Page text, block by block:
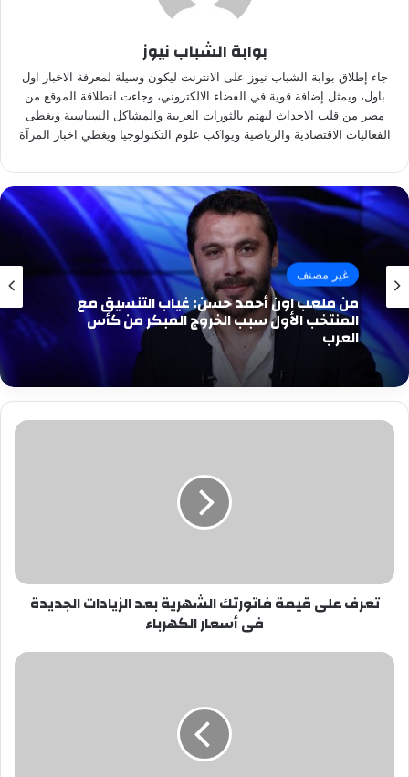
بوابة الشباب نيوز
جاء إطلاق بوابة الشباب نيوز على الانترنت ليكون وسيلة لمعرفة الاخبار اول
باول، ويمثل إضافة قوية في الفضاء الالكتروني، وجاءت انطلاقة الموقع من
مصر من قلب الاحداث ليهتم بالثورات العربية والمشاكل السياسية ويغطى
الفعاليات الاقتصادية والرياضية ويواكب علوم التكنولوجيا ويغطي اخبار المرآة
غير مصنف
من ملعب اون أحمد حسن: غياب التنسيق مع
المنتخب الأول سبب الخروج المبكر من كأس
العرب
تعرف
فى
أسعارتعرف على قيمة فاتورتك الشهرية بعد الزيادات الجديدة
فى أسعار الكهرباء
بيان